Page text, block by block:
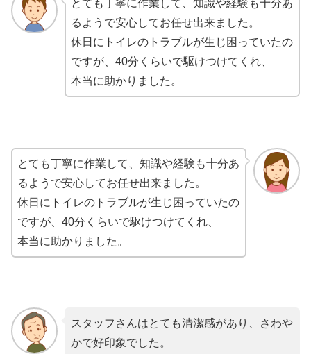
とても丁寧に作業して、知識や経験も十分あ
るようで安心してお任せ出来ました。
休日にトイレのトラブルが生じ困っていたの
ですが、40分くらいで駆けつけてくれ、
本当に助かりました。
とても丁寧に作業して、知識や経験も十分あ
るようで安心してお任せ出来ました。
休日にトイレのトラブルが生じ困っていたの
ですが、40分くらいで駆けつけてくれ、
本当に助かりました。
スタッフさんはとても清潔感があり、さわや
かで好印象でした。